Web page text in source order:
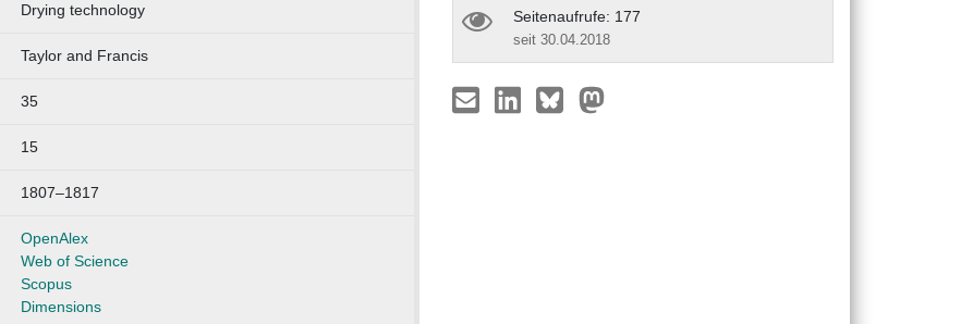
Drying technology
Taylor and Francis
35
15
1807–1817
OpenAlex
Web of Science
Scopus
Dimensions
Seitenaufrufe: 177
seit 30.04.2018